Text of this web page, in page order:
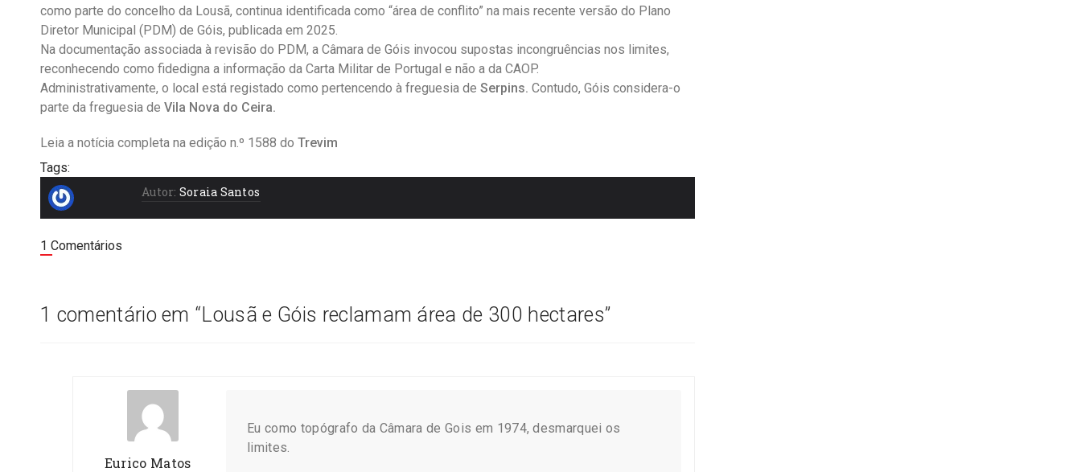
como parte do concelho da Lousã, continua identificada como “área de conflito” na mais recente versão do Plano
Diretor Municipal (PDM) de Góis, publicada em 2025.
Na documentação associada à revisão do PDM, a Câmara de Góis invocou supostas incongruências nos limites,
reconhecendo como fidedigna a informação da Carta Militar de Portugal e não a da CAOP.
Administrativamente, o local está registado como pertencendo à freguesia de Serpins. Contudo, Góis considera-o
parte da freguesia de Vila Nova do Ceira.
Leia a notícia completa na edição n.º 1588 do Trevim
Tags:
Autor: Soraia Santos
1 Comentários
1 comentário em “Lousã e Góis reclamam área de 300 hectares”
Eurico Matos
Eu como topógrafo da Câmara de Gois em 1974, desmarquei os
limites.